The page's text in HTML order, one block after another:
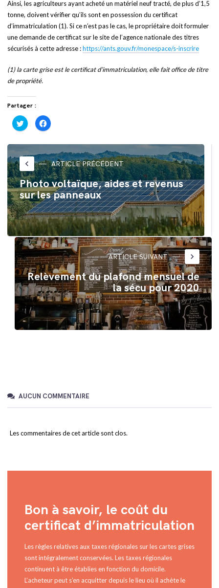
Ainsi, les agriculteurs ayant acheté un matériel neuf tracté, de plus d’1,5
tonne, doivent vérifier qu’ils sont en possession du certificat
d’immatriculation (1). Si ce n’est pas le cas, le propriétaire doit formuler
une demande de certificat sur le site de l’agence nationale des titres
sécurisés à cette adresse :https://ants.gouv.fr/monespace/s-inscrire
(1) la carte grise est le certificat d’immatriculation, elle fait office de titre
de propriété.
Partager :
Cliquez
pour
partager
Twitter(ouvre
une
nouvelle
fenêtre)
Cliquez
pour
partager
Facebook(ouvre
dans
une
nouvelle
fenêtre)
keyboard_arrow_left ARTICLE PRÉCÉDENT
Photo voltaïque, aides et revenus
sur les panneaux
ARTICLE SUIVANT keyboard_arrow_right
Relèvement du plafond mensuel de
la sécu pour 2020
AUCUN COMMENTAIRE
Les commentaires de cet article sont clos.
Bon à savoir, le coût du
certificat d’immatriculation
Les règles relatives aux taxes régionales sur les cartes grises
sont intégralement conservées. Les taxes régionales
continuent à être établies en fonction du domicile.
L’acheteur peut s’en acquitter depuis le lieu où il achète le